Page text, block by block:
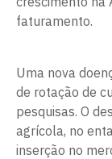
faturamento.
Uma nova
de rotação de
pesquisas. O
agrícola, no
inserção no